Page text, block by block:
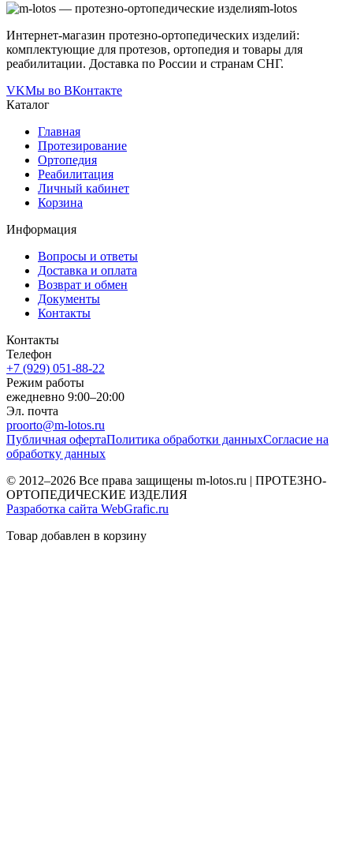
m-lotos
Интернет-магазин протезно-ортопедических изделий:
комплектующие для протезов, ортопедия и товары для
реабилитации. Доставка по России и странам СНГ.
VKМы во ВКонтакте
Каталог
Главная
Протезирование
Ортопедия
Реабилитация
Личный кабинет
Корзина
Информация
Вопросы и ответы
Доставка и оплата
Возврат и обмен
Документы
Контакты
Контакты
Телефон
+7 (929) 051-88-22
Режим работы
ежедневно 9:00–20:00
Эл. почта
proorto@m-lotos.ru
Публичная офертаПолитика обработки данныхСогласие на
обработку данных
© 2012–2026 Все права защищены m-lotos.ru | ПРОТЕЗНО-
ОРТОПЕДИЧЕСКИЕ ИЗДЕЛИЯ
Разработка сайта WebGrafic.ru
Товар добавлен в корзину